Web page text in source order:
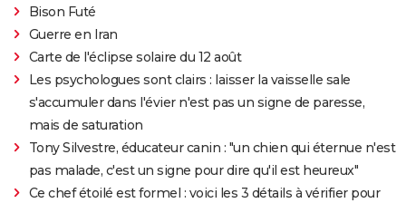
Bison Futé
Guerre en Iran
Carte de l'éclipse solaire du 12 août
Les psychologues sont clairs : laisser la vaisselle sale
s'accumuler dans l'évier n'est pas un signe de paresse,
mais de saturation
Tony Silvestre, éducateur canin : "un chien qui éternue n'est
pas malade, c'est un signe pour dire qu'il est heureux"
Ce chef étoilé est formel : voici les 3 détails à vérifier pour